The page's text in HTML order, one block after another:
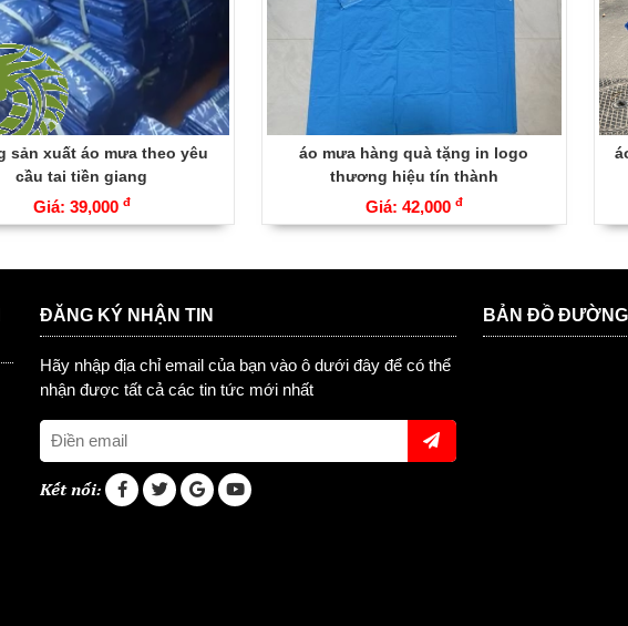
sản xuất áo mưa theo yêu
cầu tai tiền giang
Giá: 39,000 đ
áo mưa hàng quà tặng in logo
thương hiệu tín thành
Giá: 42,000 đ
ĐĂNG KÝ NHẬN TIN
Hãy nhập địa chỉ email của bạn vào ô dưới đây để có thể
nhận được tất cả các tin tức mới nhất
Kết nối:
BẢN ĐỒ ĐƯỜNG